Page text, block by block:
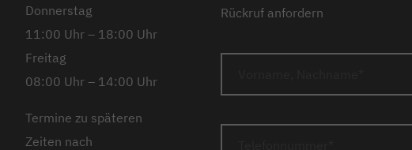
Donnerstag
11:00 Uhr – 18:00 Uhr
Freitag
08:00 Uhr – 14:00 Uhr
Termine zu späteren
Zeiten nach
Rückruf anfordern